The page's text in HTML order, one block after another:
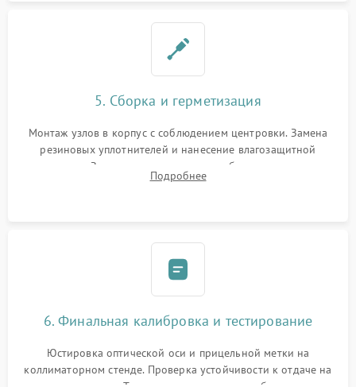
5. Сборка и герметизация
Монтаж узлов в корпус с соблюдением центровки. Замена
резиновых уплотнителей и нанесение влагозащитной
смазки. Заполнение внутреннего объема прицела
осушенным азотом для предотвращения запотевания оптики
Подробнее
6. Финальная калибровка и тестирование
Юстировка оптической оси и прицельной метки на
коллиматорном стенде. Проверка устойчивости к отдаче на